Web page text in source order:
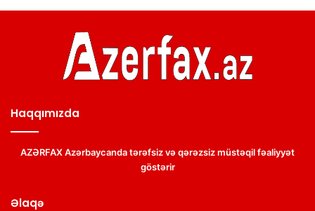
Haqqımızda
AZƏRFAX Azərbaycanda tərəfsiz və qərəzsiz müstəqil fəaliyyət
göstərir
Əlaqə